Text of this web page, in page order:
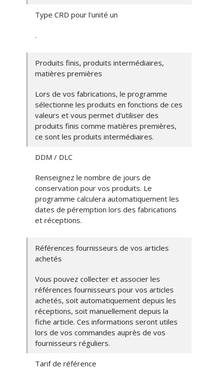
Type CRD pour l'unité un
.
Produits finis, produits intermédiaires,
matières premières
Lors de vos fabrications, le programme
sélectionne les produits en fonctions de ces
valeurs et vous permet d'utiliser des
produits finis comme matières premières,
ce sont les produits intermédiaires.
DDM / DLC
Renseignez le nombre de jours de
conservation pour vos produits. Le
programme calculera automatiquement les
dates de péremption lors des fabrications
et réceptions.
Références fournisseurs de vos articles
achetés
Vous pouvez collecter et associer les
références fournisseurs pour vos articles
achetés, soit automatiquement depuis les
réceptions, soit manuellement depuis la
fiche article. Ces informations seront utiles
lors de vos commandes auprès de vos
fournisseurs réguliers.
Tarif de référence